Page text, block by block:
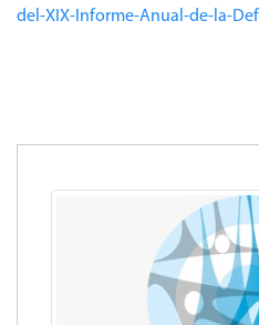
del-XIX-Informe-Anual-de-la-